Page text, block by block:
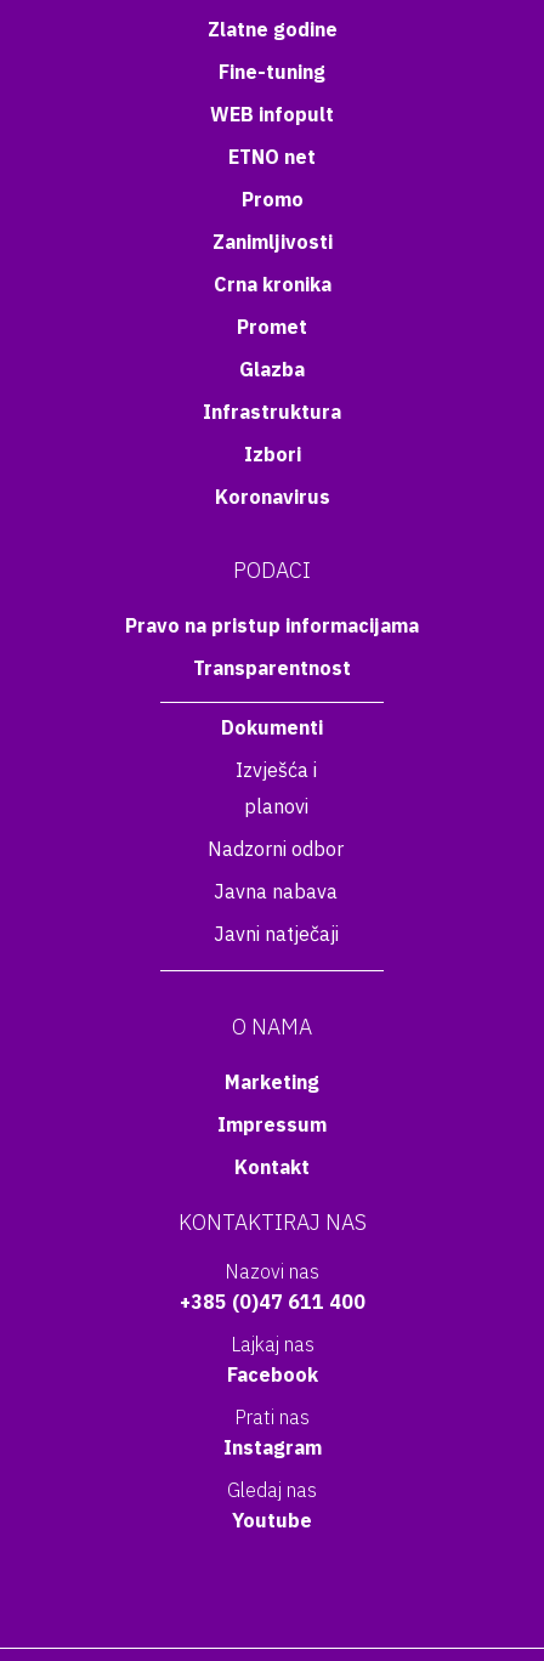
Zlatne godine
Fine-tuning
WEB infopult
ETNO net
Promo
Zanimljivosti
Crna kronika
Promet
Glazba
Infrastruktura
Izbori
Koronavirus
PODACI
Pravo na pristup informacijama
Transparentnost
Dokumenti
Izvješća i
planovi
Nadzorni odbor
Javna nabava
Javni natječaji
O NAMA
Marketing
Impressum
Kontakt
KONTAKTIRAJ NAS
Nazovi nas
+385 (0)47 611 400
Lajkaj nas
Facebook
Prati nas
Instagram
Gledaj nas
Youtube